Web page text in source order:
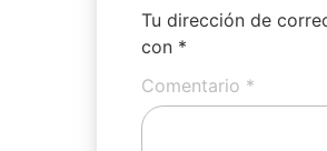
Tu dirección de
con *
Comentario *